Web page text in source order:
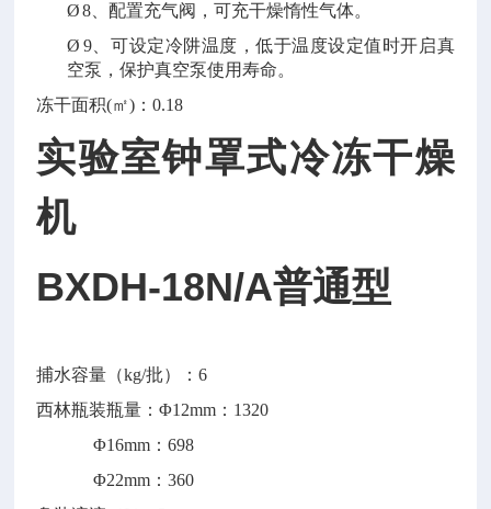
Ø 8、配置充气阀，可充干燥惰性气体。
Ø 9、可设定冷阱温度，低于温度设定值时开启真
空泵，保护真空泵使用寿命。
冻干面积(㎡)：0.18
实验室钟罩式冷冻干燥
机
BXDH-18N/A普通型
捕水容量（kg/批）：6
西林瓶装瓶量：Φ12mm：1320
Φ16mm：698
Φ22mm：360